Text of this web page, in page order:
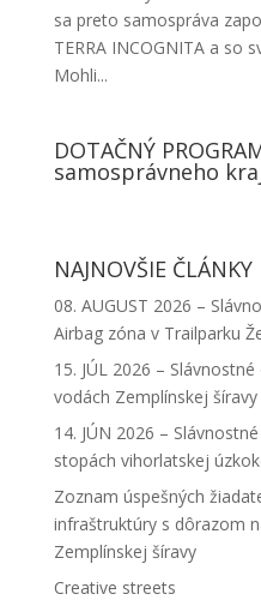
sa preto samospráva
TERRA INCOGNITA a so
Mohli...
DOTAČNÝ
samosprávneho
NAJNOVŠIE ČLÁNKY
08. AUGUST 2026 –
Airbag zóna v Trailparku
15. JÚL 2026 –
vodách Zemplínskej šíravy
14. JÚN 2026 –
stopách vihorlatskej
Zoznam úspešných
infraštruktúry s dôrazom
Zemplínskej šíravy
Creative streets